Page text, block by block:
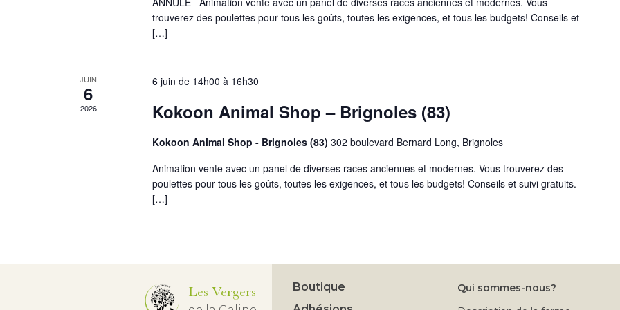
trouverez des poulettes pour tous les goûts, toutes les exigences, et tous les budgets! Conseils et
[…]
JUIN
6
2026
6 juin de 14h00 à 16h30
Kokoon Animal Shop – Brignoles (83)
Kokoon Animal Shop - Brignoles (83) 302 boulevard Bernard Long, Brignoles
Animation vente avec un panel de diverses races anciennes et modernes. Vous trouverez des
poulettes pour tous les goûts, toutes les exigences, et tous les budgets! Conseils et suivi gratuits.
[…]
Les Vergers
Boutique
Qui sommes-nous?